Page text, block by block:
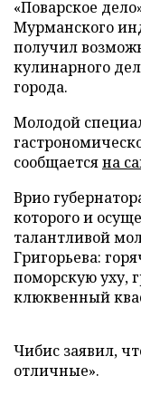
«Поварское
Мурманского
получил
кулинарного
города.
Молодой
сообщаетсяна
Врио
которого и
талантливой
Григорьева:
поморскую уху,
клюквенный
Чибис заявил,
отличные».